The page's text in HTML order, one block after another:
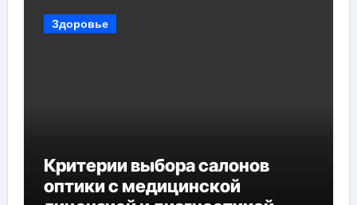
Здоровье
Критерии выбора салонов
оптики с медицинской